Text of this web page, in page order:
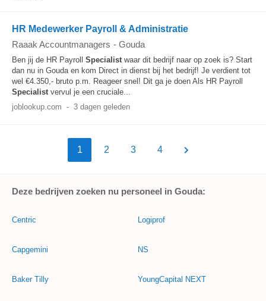
HR Medewerker Payroll & Administratie
Raaak Accountmanagers - Gouda
Ben jij de HR Payroll Specialistwaar dit bedrijf naar op zoek is? Start
dan nu in Gouda en kom Direct in dienst bij het bedrijf! Je verdient tot
wel €4.350,- bruto p.m. Reageer snel! Dit ga je doen Als HR Payroll
Specialistvervul je een cruciale...
joblookup.com - 3 dagen geleden
1 2 3 4
Deze bedrijven zoeken nu personeel in Gouda:
Centric
Capgemini
Baker Tilly
Logiprof
NS
YoungCapital NEXT